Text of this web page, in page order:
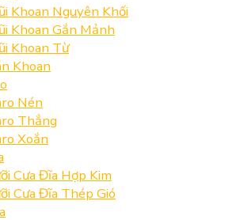
Khoan Nguyên Khối
Khoan Gắn Mảnh
Khoan Từ
Khoan
Nén
Thẳng
Xoắn
Cưa Đĩa Hợp Kim
Cưa Đĩa Thép Gió